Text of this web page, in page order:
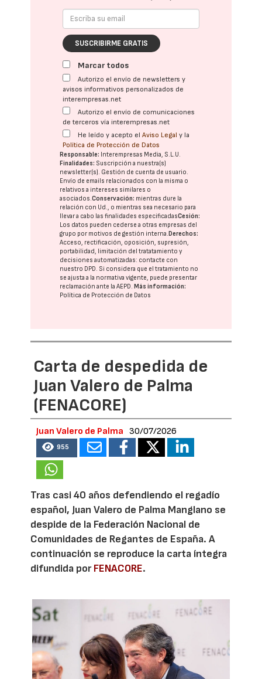
SUSCRIBIRME GRATIS
Marcar todos
Autorizo el envío de newsletters y
avisos informativos personalizados de
interempresas.net
Autorizo el envío de comunicaciones
de terceros vía interempresas.net
He leído y acepto elAviso Legal y la
Política de Protección de Datos
Responsable: Interempresas Media, S.L.U.
Finalidades: Suscripción a nuestra(s)
newsletter(s). Gestión de cuenta de usuario.
Envío de emails relacionados con la misma o
relativos a intereses similares o
asociados.Conservación: mientras dure la
relación con Ud., o mientras sea necesario para
llevar a cabo las finalidades especificadasCesión:
Los datos pueden cederse a otras empresas del
grupo por motivos de gestión interna.Derechos:
Acceso, rectificación, oposición, supresión,
portabilidad, limitación del tratatamiento y
decisiones automatizadas: contacte con
nuestro DPD. Si considera que el tratamiento no
se ajusta a la normativa vigente, puede presentar
reclamación ante laAEPD.Más información:
Política de Protección de Datos
Carta de despedida de
Juan Valero de Palma
(FENACORE)
Juan Valero de Palma 30/07/2026
955
Tras casi 40 años defendiendo el regadío
español, Juan Valero de Palma Manglano se
despide de la Federación Nacional de
Comunidades de Regantes de España. A
continuación se reproduce la carta íntegra
difundida porFENACORE.